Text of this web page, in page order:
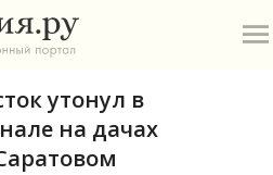
утонул в
на дачах